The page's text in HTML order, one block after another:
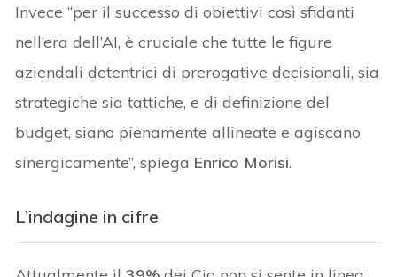
Invece “per il successo di obiettivi così sfidanti
nell’era dell’AI, è cruciale che tutte le figure
aziendali detentrici di prerogative decisionali, sia
strategiche sia tattiche, e di definizione del
budget, siano pienamente allineate e agiscano
sinergicamente”, spiega Enrico Morisi.
L’indagine in cifre